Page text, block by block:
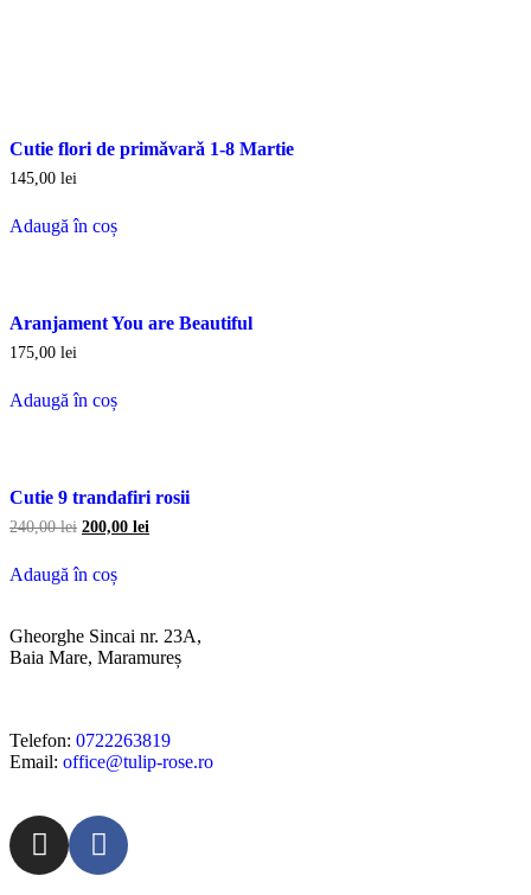
Cutie flori de primǎvarǎ 1-8 Martie
145,00 lei
Adaugă în coș
Aranjament You are Beautiful
175,00 lei
Adaugă în coș
Cutie 9 trandafiri rosii
240,00lei 200,00 lei
Adaugă în coș
Gheorghe Sincai nr. 23A,
Baia Mare, Maramureș
Telefon: 0722263819
Email: office@tulip-rose.ro